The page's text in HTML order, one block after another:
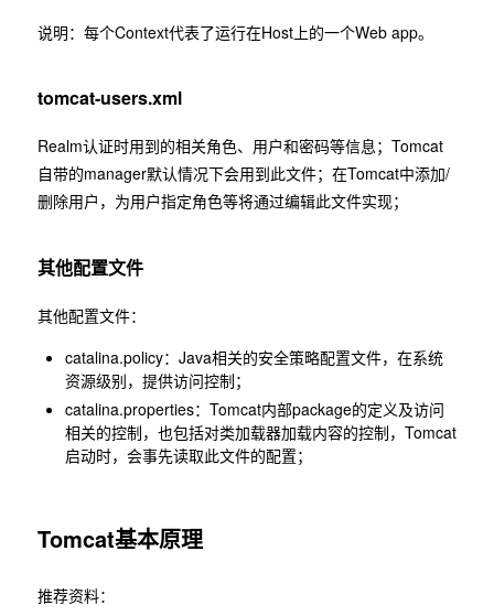
说明：每个Context代表了运行在Host上的一个Web app。
tomcat-users.xml
Realm认证时用到的相关角色、用户和密码等信息；Tomcat
自带的manager默认情况下会用到此文件；在Tomcat中添加/
删除用户，为用户指定角色等将通过编辑此文件实现；
其他配置文件
其他配置文件：
catalina.policy：Java相关的安全策略配置文件，在系统
资源级别，提供访问控制；
catalina.properties：Tomcat内部package的定义及访问
相关的控制，也包括对类加载器加载内容的控制，Tomcat
启动时，会事先读取此文件的配置；
Tomcat基本原理
推荐资料：